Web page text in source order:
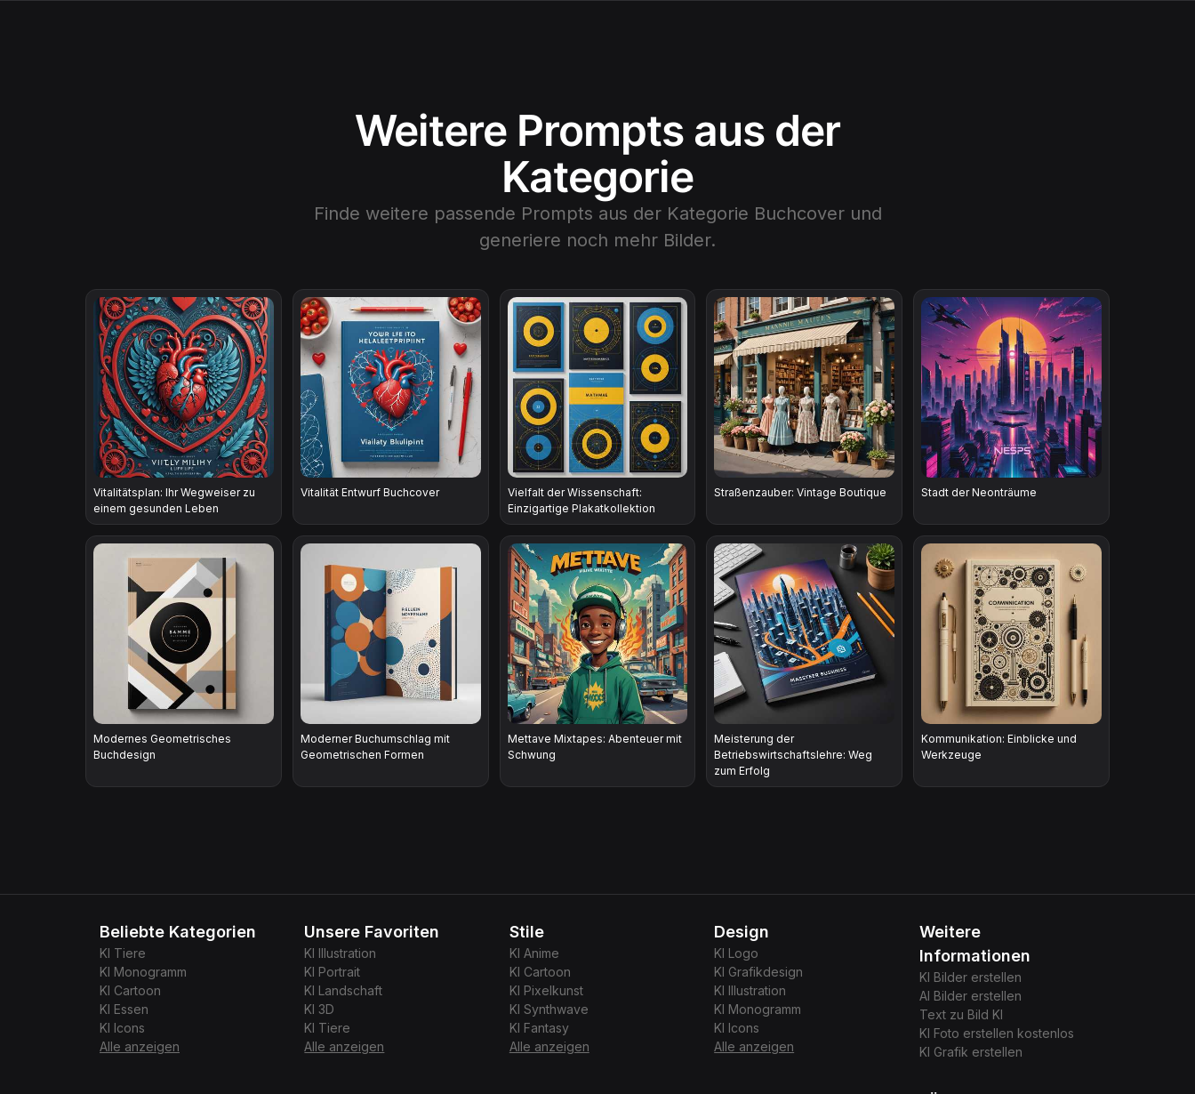
Weitere Prompts aus der
Kategorie
Finde weitere passende Prompts aus der Kategorie Buchcoverund
generiere noch mehr Bilder.
Vitalitätsplan: Ihr Wegweiser zu
einem gesunden Leben
Vitalität Entwurf Buchcover
Vielfalt der Wissenschaft:
Einzigartige Plakatkollektion
Straßenzauber: Vintage Boutique Stadt der Neonträume
Modernes Geometrisches
Buchdesign
Moderner Buchumschlag mit
Geometrischen Formen
Mettave Mixtapes: Abenteuer mit
Schwung
Meisterung der
Betriebswirtschaftslehre: Weg
zum Erfolg
Kommunikation: Einblicke und
Werkzeuge
Beliebte Kategorien
KI Tiere
KI Monogramm
KI Cartoon
KI Essen
KI Icons
Alle anzeigen
Unsere Favoriten
KI Illustration
KI Portrait
KI Landschaft
KI3D
KI Tiere
Alle anzeigen
Stile
KI Anime
KI Cartoon
KI Pixelkunst
KI Synthwave
KI Fantasy
Alle anzeigen
Design
KI Logo
KI Grafikdesign
KI Illustration
KI Monogramm
KI Icons
Alle anzeigen
Weitere
Informationen
KI Bilder erstellen
AI Bilder erstellen
Text zu Bild KI
KI Foto erstellen kostenlos
KI Grafik erstellen